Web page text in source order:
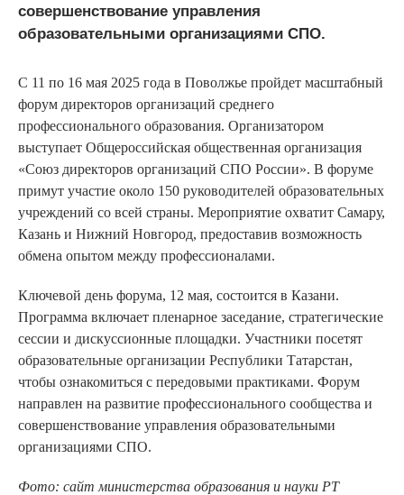
совершенствование управления
образовательными организациями СПО.
С 11 по 16 мая 2025 года в Поволжье пройдет масштабный
форум директоров организаций среднего
профессионального образования. Организатором
выступает Общероссийская общественная организация
«Союз директоров организаций СПО России». В форуме
примут участие около 150 руководителей образовательных
учреждений со всей страны. Мероприятие охватит Самару,
Казань и Нижний Новгород, предоставив возможность
обмена опытом между профессионалами.
Ключевой день форума, 12 мая, состоится в Казани.
Программа включает пленарное заседание, стратегические
сессии и дискуссионные площадки. Участники посетят
образовательные организации Республики Татарстан,
чтобы ознакомиться с передовыми практиками. Форум
направлен на развитие профессионального сообщества и
совершенствование управления образовательными
организациями СПО.
Фото: сайт министерства образования и науки РТ